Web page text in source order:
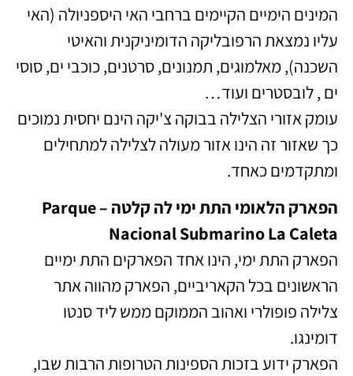
המינים הימיים הקיימים ברחבי האי היספניולה (האי
עליו נמצאת הרפובליקה הדומיניקנית והאיטי
השכנה), מאלמוגים, תמנונים, סרטנים, כוכבי ים, סוסי
ים , לובסטרים ועוד…
עומק אזורי הצלילה בבוקה צ'יקה הינם יחסית נמוכים
כך שאזור זה הינו אזור מעולה לצלילה למתחילים
ומתקדמים כאחד.
הפארק הלאומי התת ימי לה קלטה – Parque
Nacional Submarino La Caleta
הפארק התת ימי, הינו אחד הפארקים התת ימיים
הראשונים בכל הקאריביים, הפארק מהווה אתר
צלילה פופולרי ואהוב הממוקם ממש ליד סנטו
דומינגו.
הפארק ידוע בזכות הספינות הטרופות הרבות שבו,